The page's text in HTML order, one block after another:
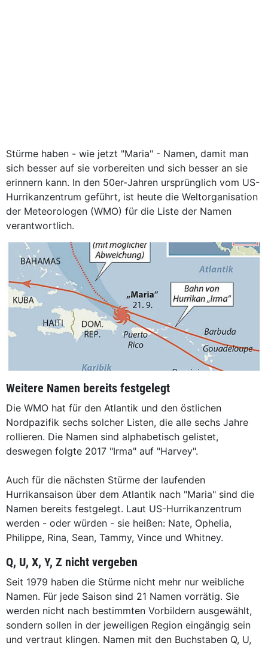
Stürme haben - wie jetzt "Maria" - Namen, damit man
sich besser auf sie vorbereiten und sich besser an sie
erinnern kann. In den 50er-Jahren ursprünglich vom US-
Hurrikanzentrum geführt, ist heute die Weltorganisation
der Meteorologen (WMO) für die Liste der Namen
verantwortlich.
Weitere Namen bereits festgelegt
Die WMO hat für den Atlantik und den östlichen
Nordpazifik sechs solcher Listen, die alle sechs Jahre
rollieren. Die Namen sind alphabetisch gelistet,
deswegen folgte 2017 "Irma" auf "Harvey".
Auch für die nächsten Stürme der laufenden
Hurrikansaison über dem Atlantik nach "Maria" sind die
Namen bereits festgelegt. Laut US-Hurrikanzentrum
werden - oder würden - sie heißen: Nate, Ophelia,
Philippe, Rina, Sean, Tammy, Vince und Whitney.
Q, U, X, Y, Z nicht vergeben
Seit 1979 haben die Stürme nicht mehr nur weibliche
Namen. Für jede Saison sind 21 Namen vorrätig. Sie
werden nicht nach bestimmten Vorbildern ausgewählt,
sondern sollen in der jeweiligen Region eingängig sein
und vertraut klingen. Namen mit den Buchstaben Q, U,